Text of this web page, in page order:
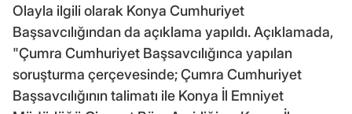
Olayla ilgili olarak Konya Cumhuriyet
Başsavcılığından da açıklama yapıldı. Açıklamada,
"Çumra Cumhuriyet Başsavcılığınca yapılan
soruşturma çerçevesinde; Çumra Cumhuriyet
Başsavcılığının talimatı ile Konya İl Emniyet